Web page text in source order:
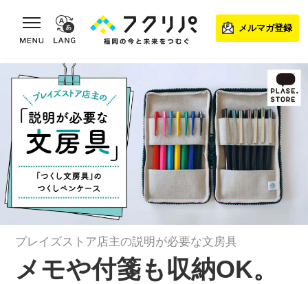
toggle navigation
メルマガ登録
プレイズストア店主の説明が必要な文房具
メモや付箋も収納OK。